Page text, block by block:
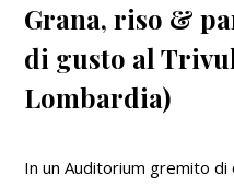
Grana, riso &
di gusto al
Lombardia)
In un Auditorium gremito